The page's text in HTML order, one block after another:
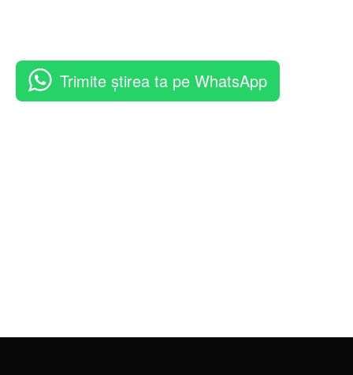
Trimite știrea ta pe WhatsApp